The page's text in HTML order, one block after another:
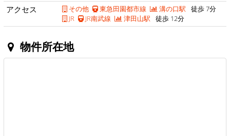
アクセス
その他 東急田園都市線 溝の口駅 徒歩 7分
JR
JR南武線 津田山駅 徒歩 12分
物件所在地